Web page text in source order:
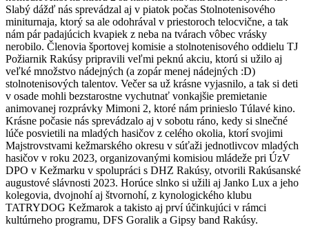
Slabý dážď nás sprevádzal aj v piatok počas Stolnotenisového
miniturnaja, ktorý sa ale odohrával v priestoroch telocvične, a tak
nám pár padajúcich kvapiek z neba na tvárach vôbec vrásky
nerobilo. Členovia športovej komisie a stolnotenisového oddielu TJ
Požiarnik Rakúsy pripravili veľmi peknú akciu, ktorú si užilo aj
veľké množstvo nádejných (a zopár menej nádejných :D)
stolnotenisových talentov. Večer sa už krásne vyjasnilo, a tak si deti
v osade mohli bezstarostne vychutnať vonkajšie premietanie
animovanej rozprávky Mimoni 2, ktoré nám prinieslo Túlavé kino.
Krásne počasie nás sprevádzalo aj v sobotu ráno, kedy si slnečné
lúče posvietili na mladých hasičov z celého okolia, ktorí svojimi
Majstrovstvami kežmarského okresu v súťaži jednotlivcov mladých
hasičov v roku 2023, organizovanými komisiou mládeže pri ÚzV
DPO v Kežmarku v spolupráci s DHZ Rakúsy, otvorili Rakúsanské
augustové slávnosti 2023. Horúce slnko si užili aj Janko Lux a jeho
kolegovia, dvojnohí aj štvornohí, z kynologického klubu
TATRYDOG Kežmarok a takisto aj prví účinkujúci v rámci
kultúrneho programu, DFS Goralik a Gipsy band Rakúsy.